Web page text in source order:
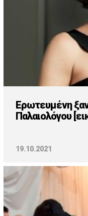
Ερωτευμένη
Παλαιολόγου
19.10.2021